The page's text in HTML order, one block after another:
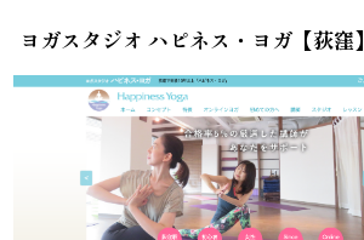
ヨガスタジオ ハピネス・ヨガ【荻窪】